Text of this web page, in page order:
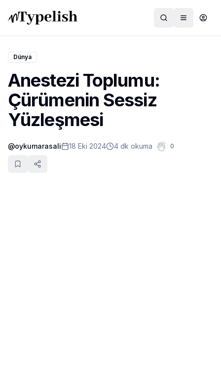
Dünya
Film ve Dizi
Kültür ve Sanat
Sağlık
Siyaset ve Tarih
Dünya
Anestezi Toplumu:
Çürümenin Sessiz
Yüzleşmesi
@oykumarasali 18 Eki 2024 4 dk okuma 0